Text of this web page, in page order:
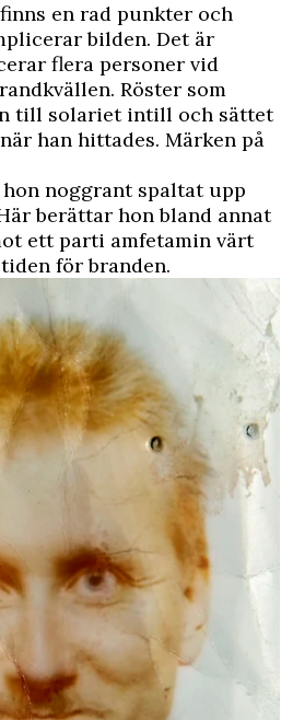
en rad punkter och
bilden. Det är
flera personer vid
Röster som
till solariet intill och sättet
han hittades. Märken på
noggrant spaltat upp
berättar hon bland annat
ett parti amfetamin värt
för branden.